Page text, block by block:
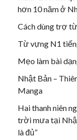
hơn 10 năm ở
Cách dùng trợ
Từ vựng N1
Mẹo làm bài
Nhật Bản –
Manga
Hai thanh niên
trời mưa tại
là đủ”